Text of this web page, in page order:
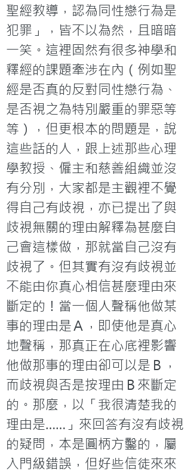
聖經教導，認為同性戀行為是
犯罪」，皆不以為然，且暗暗
一笑。這裡固然有很多神學和
釋經的課題牽涉在內（例如聖
經是否真的反對同性戀行為、
是否視之為特別嚴重的罪惡等
等），但更根本的問題是，說
這些話的人，跟上述那些心理
學教授、僱主和慈善組織並沒
有分別，大家都是主觀裡不覺
得自己有歧視，亦已提出了與
歧視無關的理由解釋為甚麼自
己會這樣做，那就當自己沒有
歧視了。但其實有沒有歧視並
不能由你真心相信甚麼理由來
斷定的！當一個人聲稱他做某
事的理由是Ａ，即使他是真心
地聲稱，那真正在心底裡影響
他做那事的理由卻可以是Ｂ，
而歧視與否是按理由Ｂ來斷定
的。那麼，以「我很清楚我的
理由是……」來回答有沒有歧視
的疑問，本是圓柄方鑿的，屬
入門級錯誤，但好些信徒來來